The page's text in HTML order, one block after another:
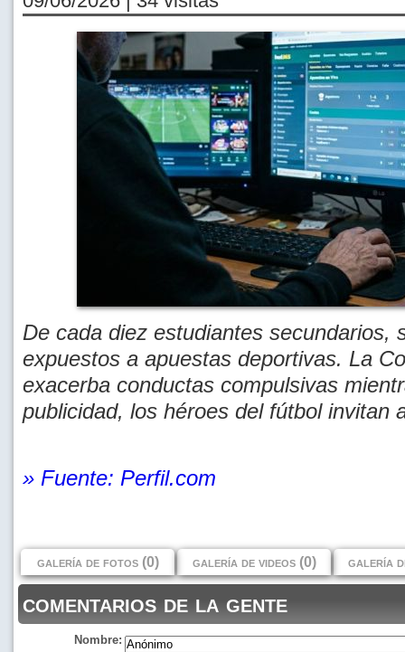
De cada diez estudiantes secundarios,
expuestos a apuestas deportivas. La
exacerba conductas compulsivas
publicidad, los héroes del fútbol invitan
» Fuente: Perfil.com
galería de fotos (0) galería de videos (0) galería
comentarios de la gente
Nombre: